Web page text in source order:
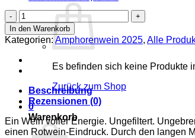
Es befinden sich keine Produkte
Zurück zum Shop
0
Warenkorb
NEUER
SATZ
–
Tatkraft
Menge
In den Warenkorb
Kategorien:Amphorenwein 2025, Alle
Beschreibung
Rezensionen (0)
Ein Wein voller Energie. Ungefiltert.
einen Rotwein-Eindruck. Durch den langen